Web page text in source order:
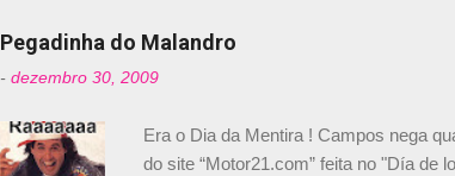
Pegadinha do Malandro
- dezembro 30, 2009
Era o Dia da Mentira ! Campos nega
do site “Motor21.com” feita no "Día de